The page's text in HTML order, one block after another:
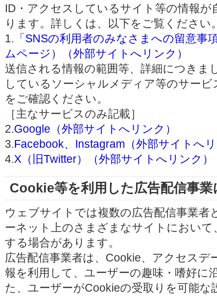
ID・アクセスしているサイト等の情報
ります。詳しくは、以下をご覧ください
1. 「SNSの利用者のみなさまへの留意事
ムページ）（外部サイトへリンク）
送信される情報の範囲等、詳細につきま
しているソーシャルメディア等のサー
をご確認ください。
［主なサービスのみ記載］
2.Google（外部サイトへリンク）
3.Facebook、Instagram（外部サイトへ
4.X（旧Twitter）（外部サイトへリンク）
Cookie等を利用した広告配信事
ウェブサイトでは複数の広告配信事業
ーネット上のさまざまなサイトにおい
する場合があります。
広告配信事業者は、Cookie、アクセスデ
報を利用して、ユーザーの趣味・嗜好に
た、ユーザーがCookieの受取りを可能